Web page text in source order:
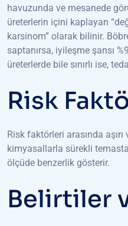
havuzunda ve mesanede
üreterlerin içini kaplayan
karsinom” olarak bilinir.
saptanırsa, iyileşme şansı
üreterlerde bile sınırlı ise,
Risk
Risk faktörleri arasında
kimyasallarla sürekli
ölçüde benzerlik gösterir.
Belirtiler